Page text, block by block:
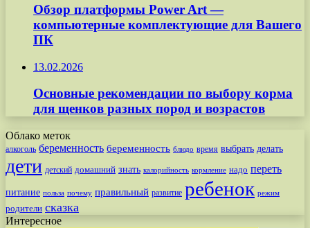
Обзор платформы Power Art —
компьютерные комплектующие для Вашего
ПК
13.02.2026
Основные рекомендации по выбору корма
для щенков разных пород и возрастов
Облако меток
алкоголь беременность беременность блюдо время выбрать делать
дети детский домашний знать калорийность кормление надо переть
питание польза почему правильный развитие ребенок режим
родители сказка
Интересное